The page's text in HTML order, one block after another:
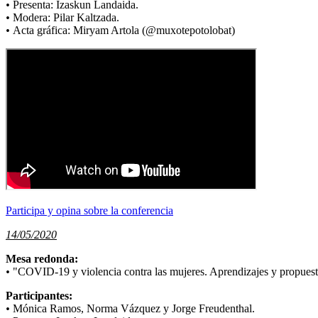
• Presenta: Izaskun Landaida.
• Modera: Pilar Kaltzada.
• Acta gráfica: Miryam Artola (@muxotepotolobat)
Participa y opina sobre la conferencia
14/05/2020
Mesa redonda:
• "COVID-19 y violencia contra las mujeres. Aprendizajes y
Participantes:
• Mónica Ramos, Norma Vázquez y Jorge Freudenthal.